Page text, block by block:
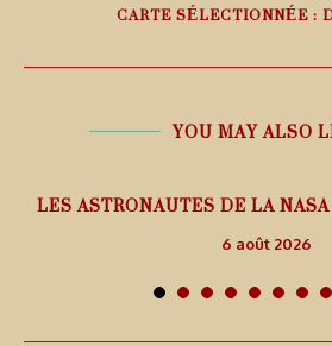
CARTE SÉLECTIONNÉE :
YOU MAY ALSO
LES ASTRONAUTES DE LA
6 août 2026